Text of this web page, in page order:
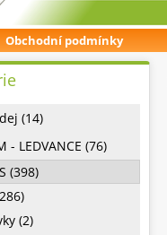
Obchodní podmínky
(14)
- LEDVANCE (76)
(398)
(2)